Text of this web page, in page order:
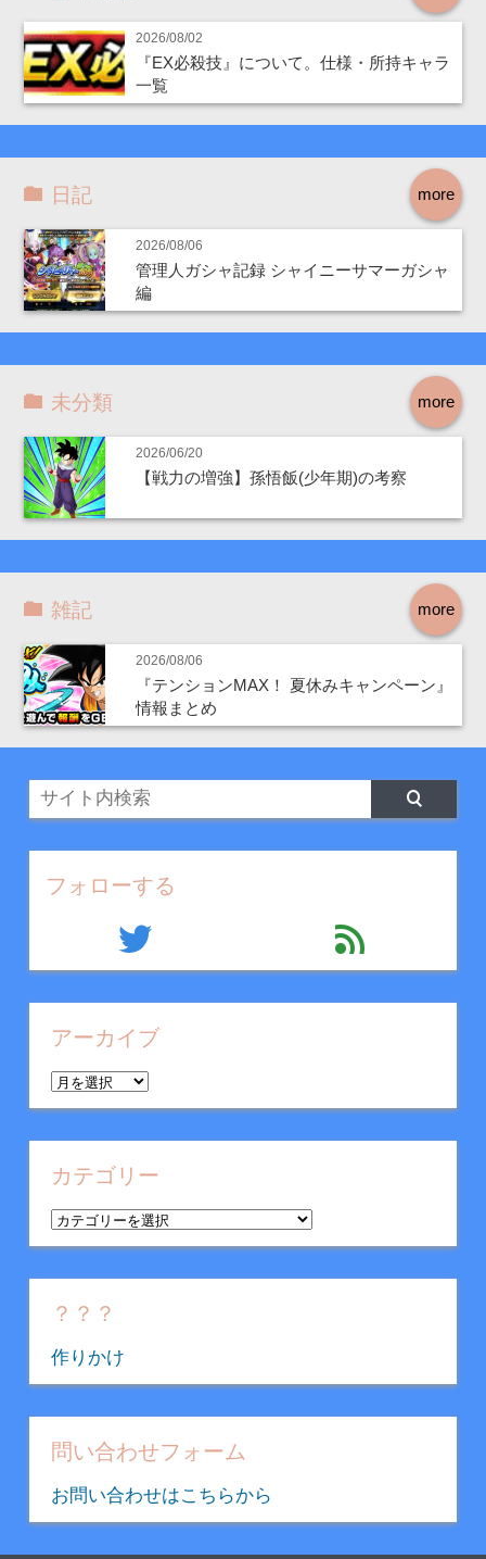
2026/08/02
『EX必殺技』について。仕様・所持キャラ
一覧
more
日記
2026/08/06
管理人ガシャ記録 シャイニーサマーガシャ
編
more
未分類
2026/06/20
【戦力の増強】孫悟飯(少年期)の考察
more
雑記
2026/08/06
『テンションMAX！ 夏休みキャンペーン』
情報まとめ
フォローする
twitter feed
アーカイブ
ア
ー
カ
イ
カテゴリー
カ
テ
ゴ
リ
？？？
作りかけ
問い合わせフォーム
お問い合わせはこちらから